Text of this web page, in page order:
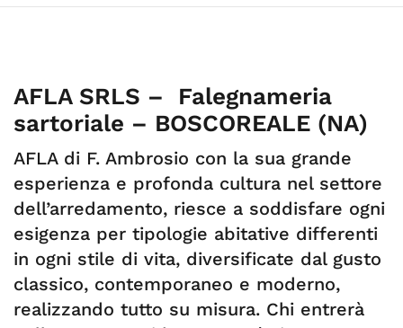
AFLA SRLS – Falegnameria
sartoriale – BOSCOREALE (NA)
AFLA di F. Ambrosio con la sua grande
esperienza e profonda cultura nel settore
dell’arredamento, riesce a soddisfare ogni
esigenza per tipologie abitative differenti
in ogni stile di vita, diversificate dal gusto
classico, contemporaneo e moderno,
realizzando tutto su misura. Chi entrerà